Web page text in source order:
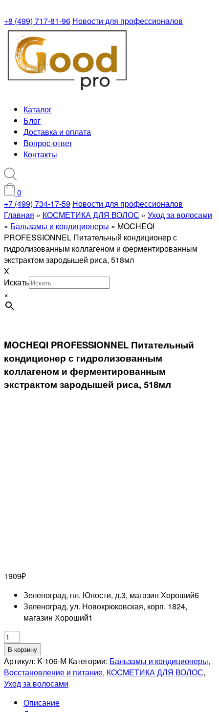
+8 (499) 717-81-96 Новости для профессионалов
Каталог
Блог
Доставка и оплата
Вопрос-ответ
Контакты
0
+7 (499) 734-17-59 Новости для профессионалов
Главная » КОСМЕТИКА ДЛЯ ВОЛОС » Уход за волосами
» Бальзамы и кондиционеры » MOCHEQI
PROFESSIONNEL Питательный кондиционер с
гидролизованным коллагеном и ферментированным
экстрактом зародышей риса, 518мл
X
Искать
×
MOCHEQI PROFESSIONNEL Питательный
кондиционер с гидролизованным
коллагеном и ферментированным
экстрактом зародышей риса, 518мл
1909₽
Зеленоград, пл. Юности, д.3, магазин Хороший6
Зеленоград, ул. Новокрюковская, корп. 1824,
магазин Хороший1
Количество
товара
MOCHEQI
PROFESSIONNEL
Питательный
В корзину
Артикул: K-106-М Категории: Бальзамы и кондиционеры,
Восстановление и питание, КОСМЕТИКА ДЛЯ ВОЛОС,
Уход за волосами
Описание